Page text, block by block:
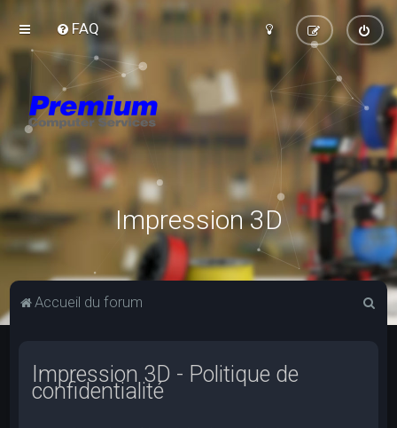
FAQ
Impression 3D
Accueil du forum
Impression 3D - Politique de
confidentialité